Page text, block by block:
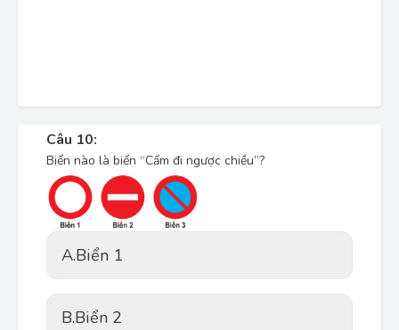
Câu 10:
Biển nào là biển “Cấm đi ngược chiều”?
A.Biển 1
B.Biển 2